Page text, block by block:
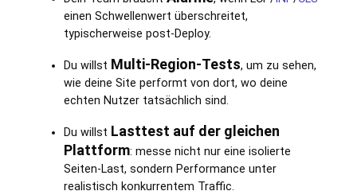
einen Schwellenwert überschreitet,
typischerweise post-Deploy.
Du willst Multi-Region-Tests, um zu sehen,
wie deine Site performt von dort, wo deine
echten Nutzer tatsächlich sind.
Du willst Lasttest auf der gleichen
Plattform: messe nicht nur eine isolierte
Seiten-Last, sondern Performance unter
realistisch konkurrentem Traffic.